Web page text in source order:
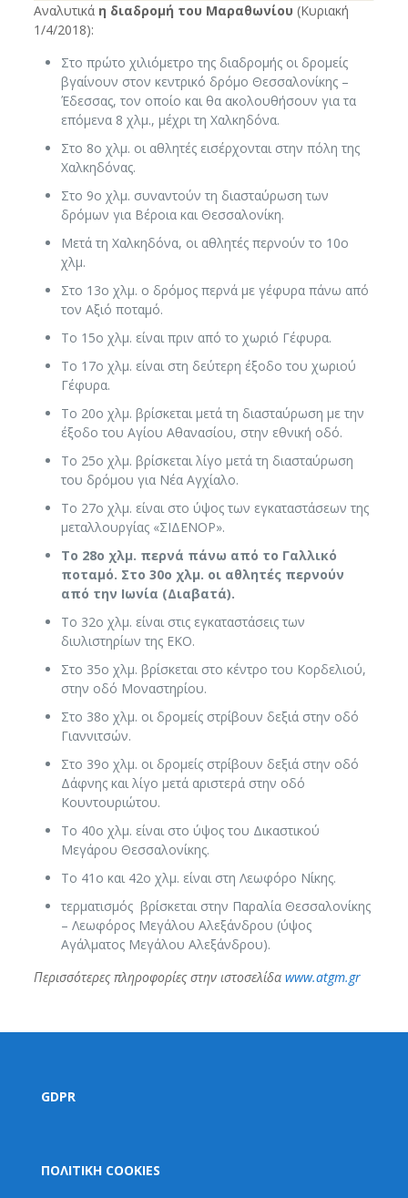
Αναλυτικά η διαδρομή του Μαραθωνίου (Κυριακή
1/4/2018):
Στο πρώτο χιλιόμετρο της διαδρομής οι δρομείς
βγαίνουν στον κεντρικό δρόμο Θεσσαλονίκης –
Έδεσσας, τον οποίο και θα ακολουθήσουν για τα
επόμενα 8 χλμ., μέχρι τη Χαλκηδόνα.
Στο 8ο χλμ. οι αθλητές εισέρχονται στην πόλη της
Χαλκηδόνας.
Στο 9ο χλμ. συναντούν τη διασταύρωση των
δρόμων για Βέροια και Θεσσαλονίκη.
Μετά τη Χαλκηδόνα, οι αθλητές περνούν το 10ο
χλμ.
Στο 13ο χλμ. ο δρόμος περνά με γέφυρα πάνω από
τον Αξιό ποταμό.
Το 15ο χλμ. είναι πριν από το χωριό Γέφυρα.
Το 17ο χλμ. είναι στη δεύτερη έξοδο του χωριού
Γέφυρα.
Το 20ο χλμ. βρίσκεται μετά τη διασταύρωση με την
έξοδο του Αγίου Αθανασίου, στην εθνική οδό.
Το 25ο χλμ. βρίσκεται λίγο μετά τη διασταύρωση
του δρόμου για Νέα Αγχίαλο.
Το 27ο χλμ. είναι στο ύψος των εγκαταστάσεων της
μεταλλουργίας «ΣΙΔΕΝΟΡ».
Το 28ο χλμ. περνά πάνω από το Γαλλικό
ποταμό. Στο 30ο χλμ. οι αθλητές περνούν
από την Ιωνία (Διαβατά).
Το 32ο χλμ. είναι στις εγκαταστάσεις των
διυλιστηρίων της ΕΚΟ.
Στο 35ο χλμ. βρίσκεται στο κέντρο του Κορδελιού,
στην οδό Μοναστηρίου.
Στο 38ο χλμ. οι δρομείς στρίβουν δεξιά στην οδό
Γιαννιτσών.
Στο 39ο χλμ. οι δρομείς στρίβουν δεξιά στην οδό
Δάφνης και λίγο μετά αριστερά στην οδό
Κουντουριώτου.
Το 40ο χλμ. είναι στο ύψος του Δικαστικού
Μεγάρου Θεσσαλονίκης.
Το 41ο και 42ο χλμ. είναι στη Λεωφόρο Νίκης.
τερματισμός βρίσκεται στην Παραλία Θεσσαλονίκης
– Λεωφόρος Μεγάλου Αλεξάνδρου (ύψος
Αγάλματος Μεγάλου Αλεξάνδρου).
Περισσότερες πληροφορίες στην ιστοσελίδα www.atgm.gr
GDPR
ΠΟΛΙΤΙΚΗ COOKIES